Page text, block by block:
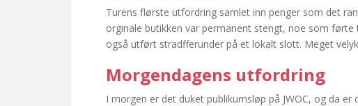
Turens flørste utfordring samlet inn penger som det
orginale butikken var permanent stengt, noe som
også utført stradfferunder på et lokalt slott. Meget
Morgendagens utfordring
I morgen er det duket publikumsløp på JWOC, og da